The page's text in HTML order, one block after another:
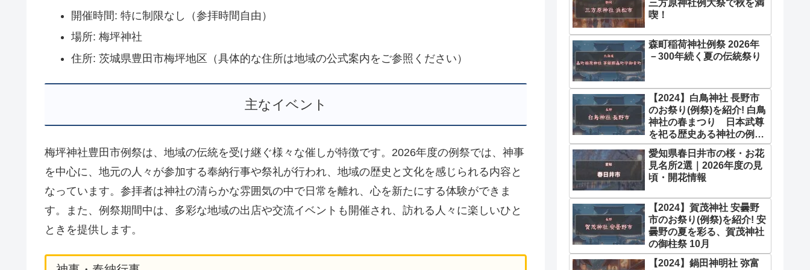
開催時間: 特に制限なし（参拝時間自由）
場所: 梅坪神社
住所: 茨城県豊田市梅坪地区（具体的な住所は地域の公式案内をご参照ください）
主なイベント
梅坪神社豊田市例祭は、地域の伝統を受け継ぐ様々な催しが特徴です。2026年度の例祭では、神事
を中心に、地元の人々が参加する奉納行事や祭礼が行われ、地域の歴史と文化を感じられる内容と
なっています。参拝者は神社の清らかな雰囲気の中で日常を離れ、心を新たにする体験ができま
す。また、例祭期間中は、多彩な地域の出店や交流イベントも開催され、訪れる人々に楽しいひと
ときを提供します。
三方原神社例大祭で秋を満
喫！
森町稲荷神社例祭 2026年
－300年続く夏の伝統祭り
【2024】白鳥神社 長野市
のお祭り(例祭)を紹介! 白鳥
神社の春まつり 日本武尊
を祀る歴史ある神社の例大
祭 4月
愛知県春日井市の桜・お花
見名所2選｜2026年度の見
頃・開花情報
【2024】賀茂神社 安曇野
市のお祭り(例祭)を紹介! 安
曇野の夏を彩る、賀茂神社
の御柱祭 10月
【2024】鍋田神明社 弥富